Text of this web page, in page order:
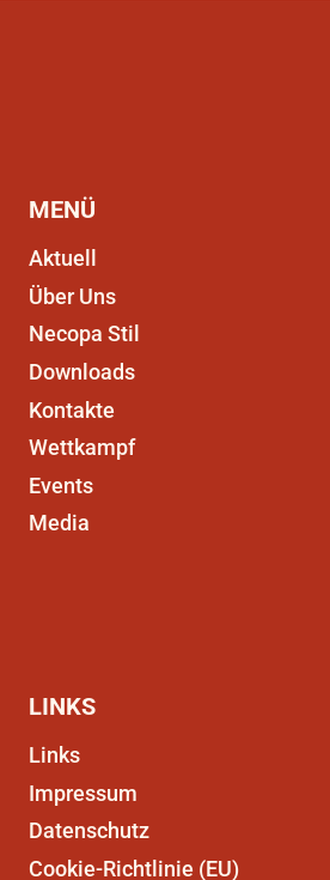
MENÜ
Aktuell
Über Uns
Necopa Stil
Downloads
Kontakte
Wettkampf
Events
Media
LINKS
Links
Impressum
Datenschutz
Cookie-Richtlinie (EU)